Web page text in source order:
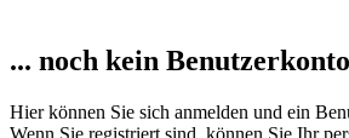
... noch kein
Hier können Sie sich anmelden und ein
Wenn Sie registriert sind, können Sie Ihr